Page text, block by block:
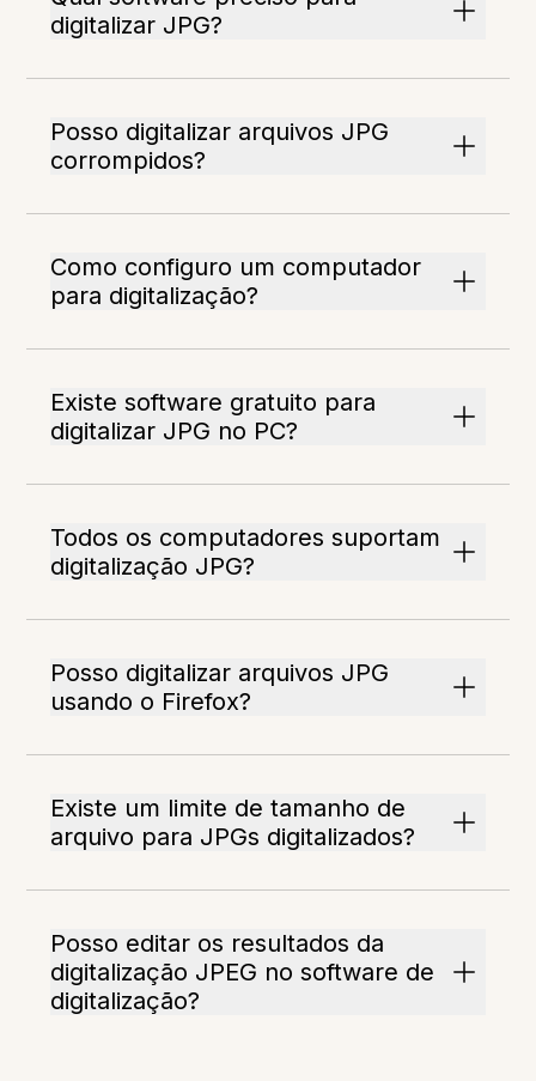
digitalizar JPG?
Posso digitalizar arquivos JPG
corrompidos?
Como configuro um computador
para digitalização?
Existe software gratuito para
digitalizar JPG no PC?
Todos os computadores suportam
digitalização JPG?
Posso digitalizar arquivos JPG
usando o Firefox?
Existe um limite de tamanho de
arquivo para JPGs digitalizados?
Posso editar os resultados da
digitalização JPEG no software de
digitalização?